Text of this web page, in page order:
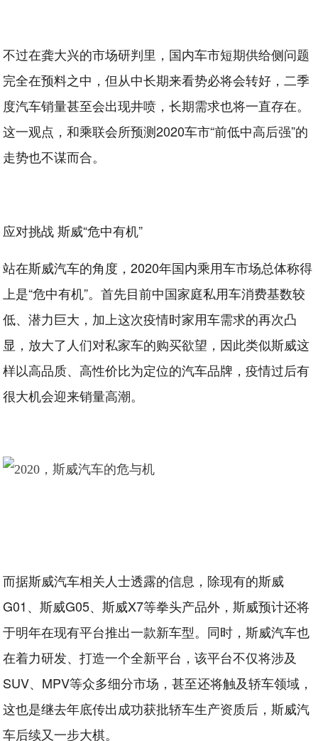
不过在龚大兴的市场研判里，国内车市短期供给侧问题
完全在预料之中，但从中长期来看势必将会转好，二季
度汽车销量甚至会出现井喷，长期需求也将一直存在。
这一观点，和乘联会所预测2020车市“前低中高后强”的
走势也不谋而合。
应对挑战 斯威“危中有机”
站在斯威汽车的角度，2020年国内乘用车市场总体称得
上是“危中有机”。首先目前中国家庭私用车消费基数较
低、潜力巨大，加上这次疫情时家用车需求的再次凸
显，放大了人们对私家车的购买欲望，因此类似斯威这
样以高品质、高性价比为定位的汽车品牌，疫情过后有
很大机会迎来销量高潮。
而据斯威汽车相关人士透露的信息，除现有的斯威
G01、斯威G05、斯威X7等拳头产品外，斯威预计还将
于明年在现有平台推出一款新车型。同时，斯威汽车也
在着力研发、打造一个全新平台，该平台不仅将涉及
SUV、MPV等众多细分市场，甚至还将触及轿车领域，
这也是继去年底传出成功获批轿车生产资质后，斯威汽
车后续又一步大棋。